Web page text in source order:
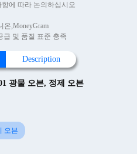
에 따라 논의하십시오
온,MoneyGram
급 및 품질 표준 충족
Description
광물 오븐, 정제 오븐
오븐